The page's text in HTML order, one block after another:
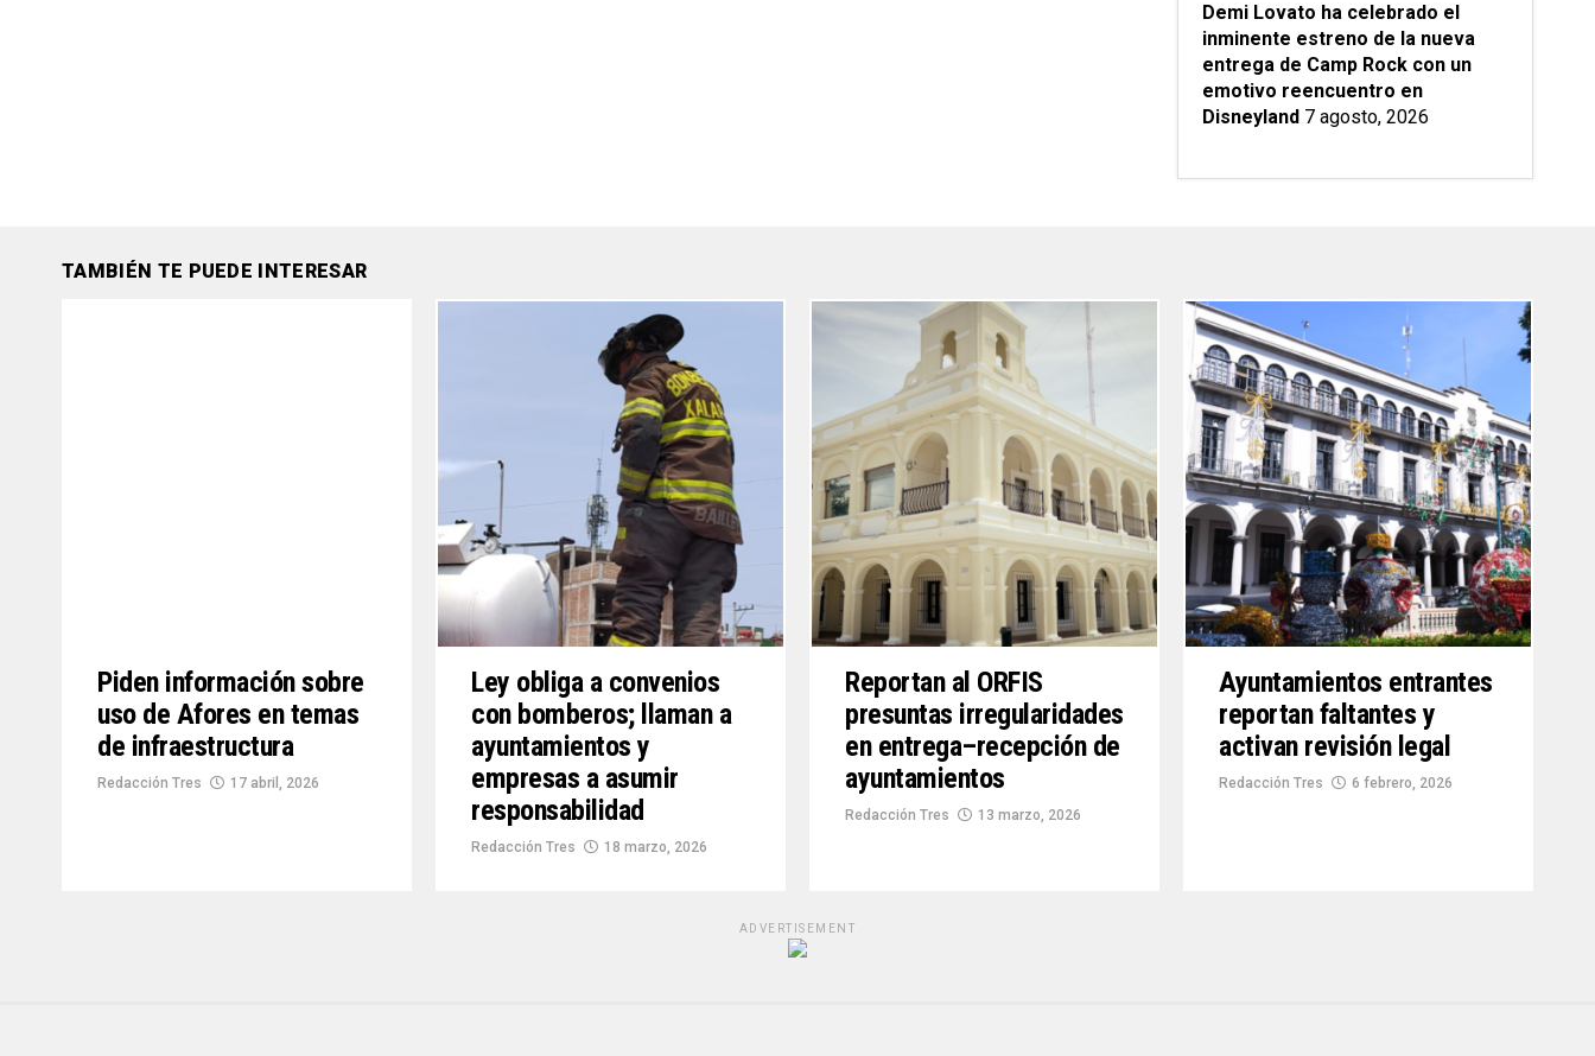
Demi Lovato ha celebrado el
inminente estreno de la nueva
entrega de Camp Rock con un
emotivo reencuentro en
Disneyland 7 agosto, 2026
TAMBIÉN TE PUEDE INTERESAR
Piden información sobre
uso de Afores en temas
de infraestructura
Redacción Tres 17 abril, 2026
Ley obliga a convenios
con bomberos; llaman a
ayuntamientos y
empresas a asumir
responsabilidad
Redacción Tres 18 marzo, 2026
Reportan al ORFIS
presuntas irregularidades
en entrega–recepción de
ayuntamientos
Redacción Tres 13 marzo, 2026
Ayuntamientos entrantes
reportan faltantes y
activan revisión legal
Redacción Tres 6 febrero, 2026
ADVERTISEMENT